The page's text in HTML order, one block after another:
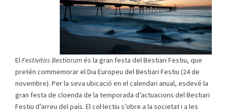
ElFestivitas Bestiarumés la gran festa del Bestiari Festiu, que
pretén commemorar el Dia Europeu del Bestiari Festiu (24 de
novembre). Per la seva ubicació en el calendari anual, esdevé la
gran festa de cloenda de la temporada d’actuacions del Bestiari
Festiu d’arreu del país. El col·lectiu s’obre a la societat i a les